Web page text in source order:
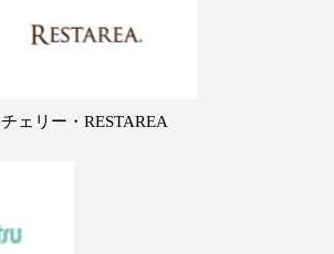
チェリー・RESTAREA